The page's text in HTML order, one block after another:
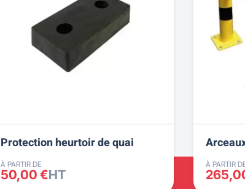
Protection heurtoir de quai
À PARTIR DE
50,00 €HT
À PARTIR